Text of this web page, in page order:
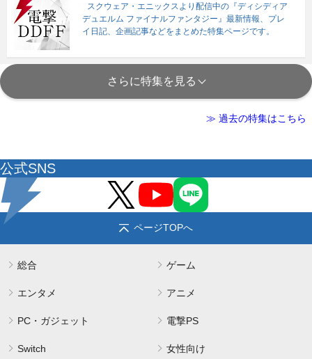
スクウェア・エニックスより配信中の『ディシディア
デュエルム ファイナルファンタジー』最新情報、プレ
イ日記、企画記事などをまとめた特集ページです。
さらに特集を見る
≫ 過去の特集はこちら
公式SNS
ページTOPへ
総合 ゲーム
エンタメ アニメ
PC・ガジェット 電撃PS
Switch 女性向け